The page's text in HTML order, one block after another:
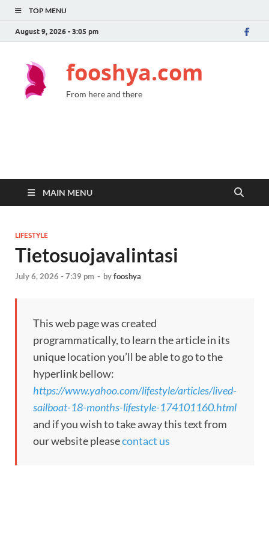
TOP MENU
August 9, 2026 - 3:05 pm
fooshya.com
From here and there
MAIN MENU
LIFESTYLE
Tietosuojavalintasi
July 6, 2026 - 7:39 pm - byfooshya
This web page was created
programmatically, to learn the article in its
unique location you’ll be able to go to the
hyperlink bellow:
https://www.yahoo.com/lifestyle/articles/lived-
sailboat-18-months-lifestyle-174101160.html
and if you wish to take away this text from
our website pleasecontact us